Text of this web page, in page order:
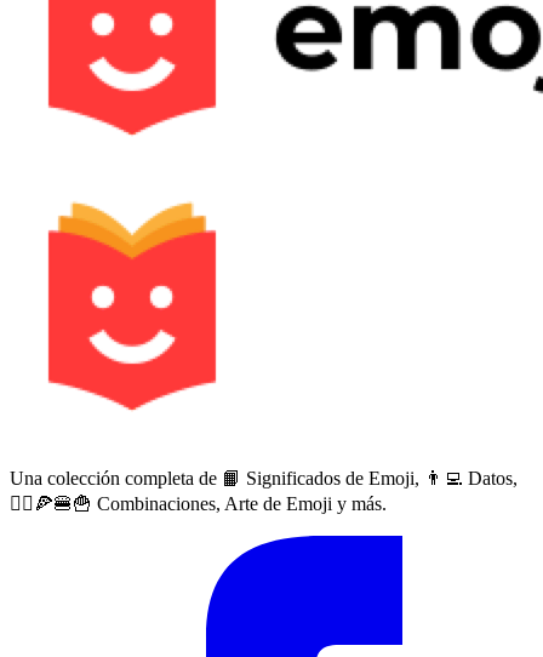
Una colección completa de 📙 Significados de Emoji, 👨‍💻 Datos,
🙅‍♀️🍕🍔🍟 Combinaciones, Arte de Emoji y más.